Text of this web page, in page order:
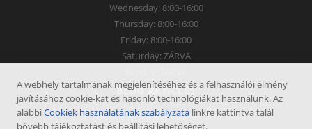
Wednesday: 8:00-16:00
Thursday: 8:00-16:00
Friday: 8:00-16:00
Saturday: ZÁRVA
BLOG ARTICLES
Lízingelési lehetőség az Rdealer Group-nál
A webhely tartalmának megjelenítéséhez és a felhasználói élmény
javításához cookie-kat és hasonló technológiákat használunk. Az
alábbiCookiek használatának szabályzata linkre kattintva talál
bővebb tájékoztatást és beállítási lehetőséget.